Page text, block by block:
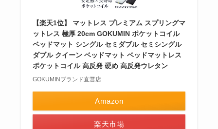
【楽天1位】 マットレス プレミアム スプリングマ
ットレス 極厚 20cm GOKUMIN ポケットコイル
ベッドマット シングル セミダブル セミシングル
ダブル クイーン ベッドマット ベッドマットレス
ポケットコイル 高反発 硬め 高反発ウレタン
GOKUMINブランド直営店
Amazon
楽天市場